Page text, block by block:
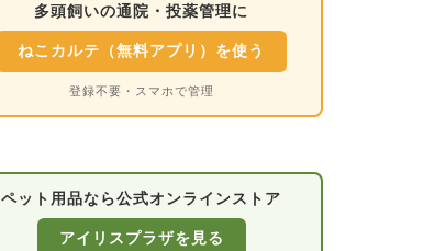
多頭飼いの通院・投薬管理に
ねこカルテ（無料アプリ）を使う
登録不要・スマホで管理
ペット用品なら公式オンラインストア
アイリスプラザを見る